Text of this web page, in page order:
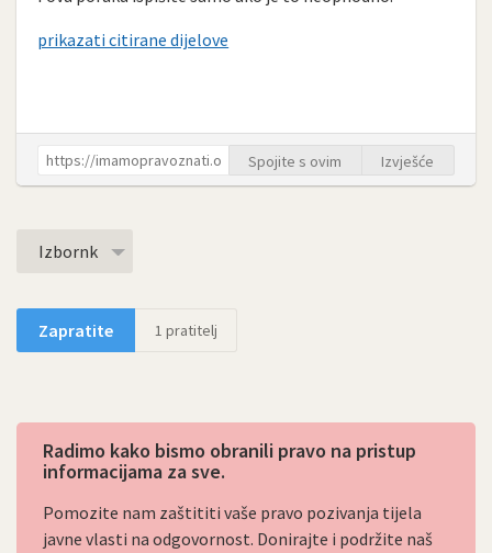
prikazati citirane dijelove
Spojite s ovim Izvješće
Izbornk
Zapratite 1 pratitelj
Radimo kako bismo obranili pravo na pristup
informacijama za sve.
Pomozite nam zaštititi vaše pravo pozivanja tijela
javne vlasti na odgovornost. Donirajte i podržite naš